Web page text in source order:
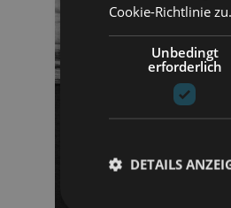
Cookie-Richtlinie zu.
Unbedingt
erforderlich
DETAILS